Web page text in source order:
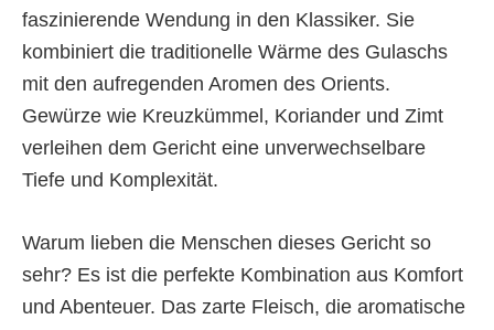
faszinierende Wendung in den Klassiker. Sie
kombiniert die traditionelle Wärme des Gulaschs
mit den aufregenden Aromen des Orients.
Gewürze wie Kreuzkümmel, Koriander und Zimt
verleihen dem Gericht eine unverwechselbare
Tiefe und Komplexität.
Warum lieben die Menschen dieses Gericht so
sehr? Es ist die perfekte Kombination aus Komfort
und Abenteuer. Das zarte Fleisch, die aromatische